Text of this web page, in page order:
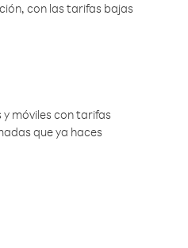
con las tarifas bajas
móviles con tarifas
que ya haces